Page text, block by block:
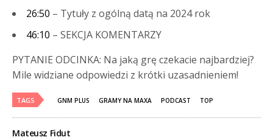
26:50 – Tytuły z ogólną datą na 2024 rok
46:10 – SEKCJA KOMENTARZY
PYTANIE ODCINKA: Na jaką grę czekacie najbardziej?
Mile widziane odpowiedzi z krótki uzasadnieniem!
TAGS GNM PLUS GRAMY NA MAXA PODCAST TOP
Mateusz Fidut